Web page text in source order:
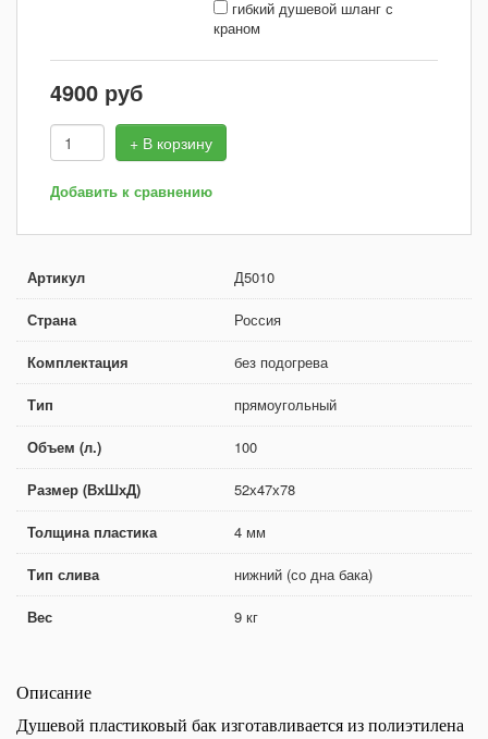
гибкий душевой шланг с
краном
4900 руб
+ В корзину
Добавить к сравнению
Артикул Д5010
Страна Россия
Комплектация без подогрева
Тип прямоугольный
Объем (л.) 100
Размер (ВхШхД) 52х47х78
Толщина пластика 4 мм
Тип слива нижний (со дна бака)
Вес 9 кг
Описание
Душевой пластиковый бак изготавливается из полиэтилена